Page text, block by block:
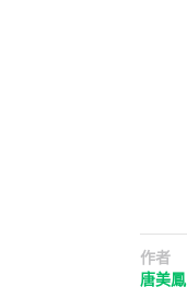
作者
唐美鳳